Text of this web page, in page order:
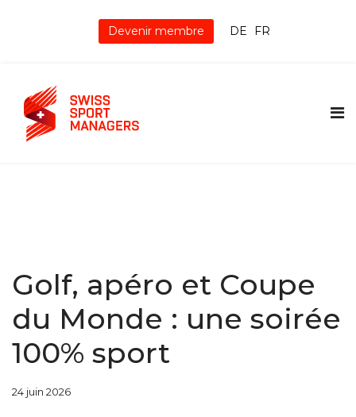
Devenir membre DE FR
Golf, apéro et Coupe
du Monde : une soirée
100% sport
24 juin 2026